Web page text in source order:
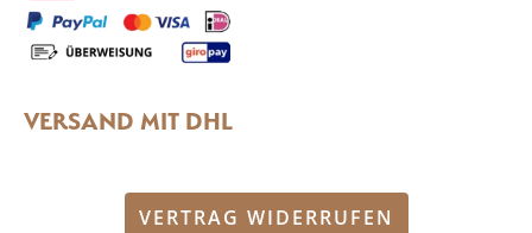
VERSAND MIT DHL
VERTRAG WIDERRUFEN